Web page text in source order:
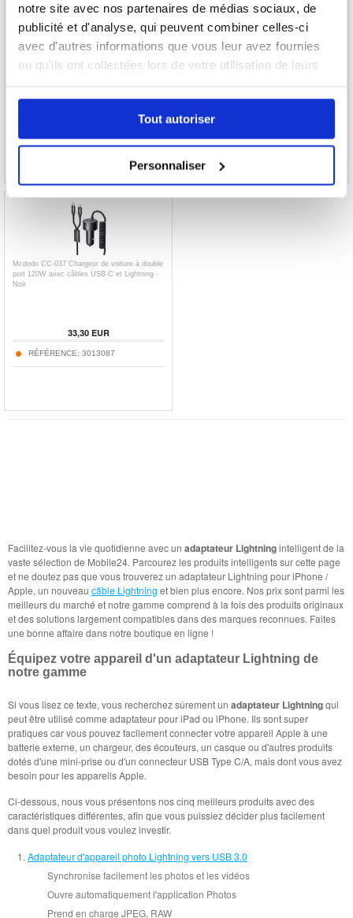
notre site avec nos partenaires de médias sociaux, de
publicité et d'analyse, qui peuvent combiner celles-ci
avec d'autres informations que vous leur avez fournies
ou qu'ils ont collectées lors de votre utilisation de leurs
Tout autoriser
Personnaliser
Adaptateur Ethernet LAN RJ45 / Lightning 8
broches 3-en-1 avec ports USB & Lightning
IR pour smartphone - Lightning - Noir
RÉFÉRENCE:
Mcdodo CC-037 Chargeur de voiture à double
port 120W avec câbles USB-C et Lightning -
Noir
33,30EUR
RÉFÉRENCE: 3013087
Facilitez-vous la vie quotidienne avec un adaptateur Lightningintelligent de la
vaste sélection de Mobile24. Parcourez les produits intelligents sur cette page
et ne doutez pas que vous trouverez un adaptateur Lightning pour iPhone /
Apple, un nouveau câble Lightning et bien plus encore. Nos prix sont parmi les
meilleurs du marché et notre gamme comprend à la fois des produits originaux
et des solutions largement compatibles dans des marques reconnues. Faites
une bonne affaire dans notre boutique en ligne !
Équipez votre appareil d'un adaptateur Lightning de
notre gamme
Si vous lisez ce texte, vous recherchez sûrement un adaptateur Lightningqui
peut être utilisé comme adaptateur pour iPad ou iPhone. Ils sont super
pratiques car vous pouvez facilement connecter votre appareil Apple à une
batterie externe, un chargeur, des écouteurs, un casque ou d'autres produits
dotés d'une mini-prise ou d'un connecteur USB Type C/A, mais dont vous avez
besoin pour les appareils Apple.
Ci-dessous, nous vous présentons nos cinq meilleurs produits avec des
caractéristiques différentes, afin que vous puissiez décider plus facilement
dans quel produit vous voulez investir.
Adaptateur d'appareil photo Lightning vers USB 3.0
Synchronise facilement les photos et les vidéos
Ouvre automatiquement l'application Photos
Prend en charge JPEG, RAW